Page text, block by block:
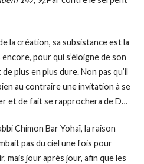
la création, sa subsistance est la
pour qui s’éloigne de son
plus en plus dure. Non pas qu’il
au contraire une invitation à se
et de fait se rapprochera de D…
Chimon Bar Yohaï, la raison
pas du ciel une fois pour
mais jour après jour, afin que les